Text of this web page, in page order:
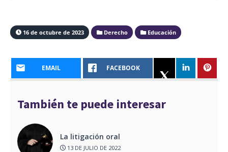
16 de octubre de 2023 Derecho Educación
EMAIL FACEBOOK
También te puede interesar
La litigación oral
13 DE JULIO DE 2022